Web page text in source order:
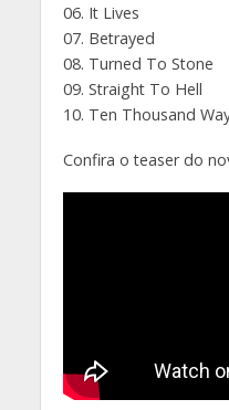
06. It Lives
07. Betrayed
08. Turned To Stone
09. Straight To Hell
10. Ten Thousand
Confira o teaser do